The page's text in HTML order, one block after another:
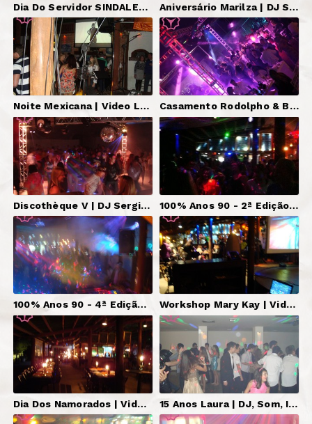
Dia Do Servidor SINDALESP | DJ, Som, Iluminação. Aniversário Marilza | DJ Serginho Brazil, Som, Iluminação, Banda Discow.
Noite Mexicana | Video Lounge YesterDJays. Casamento Rodolpho & Bruna | DJ Serginho Brazil.
Discothèque V | DJ Serginho Brasil, Som, Iluminação, Telões. 100% Anos 90 - 2ª Edição | DJs, Som, Iluminação, Telão.
100% Anos 90 - 4ª Edição | DJs, Som, Iluminação, Telão. Workshop Mary Kay | Video Lounge YesterDJays
Dia Dos Namorados | Video Lounge YesterDJays 15 Anos Laura | DJ, Som, Iluminação, Telão, Mestre de Cerimônias.